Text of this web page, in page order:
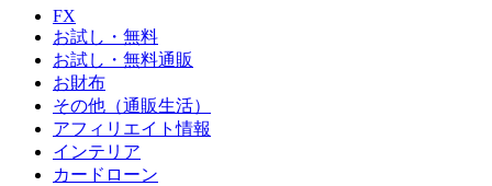
FX
お試し・無料
お試し・無料通販
お財布
その他（通販生活）
アフィリエイト情報
インテリア
カードローン